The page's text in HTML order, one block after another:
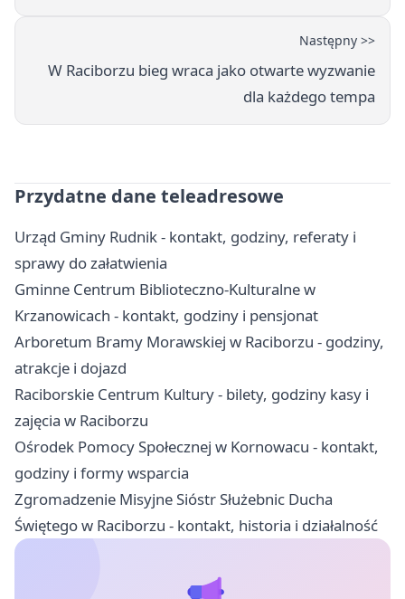
Następny >>
W Raciborzu bieg wraca jako otwarte wyzwanie
dla każdego tempa
Przydatne dane teleadresowe
Urząd Gminy Rudnik - kontakt, godziny, referaty i
sprawy do załatwienia
Gminne Centrum Biblioteczno-Kulturalne w
Krzanowicach - kontakt, godziny i pensjonat
Arboretum Bramy Morawskiej w Raciborzu - godziny,
atrakcje i dojazd
Raciborskie Centrum Kultury - bilety, godziny kasy i
zajęcia w Raciborzu
Ośrodek Pomocy Społecznej w Kornowacu - kontakt,
godziny i formy wsparcia
Zgromadzenie Misyjne Sióstr Służebnic Ducha
Świętego w Raciborzu - kontakt, historia i działalność